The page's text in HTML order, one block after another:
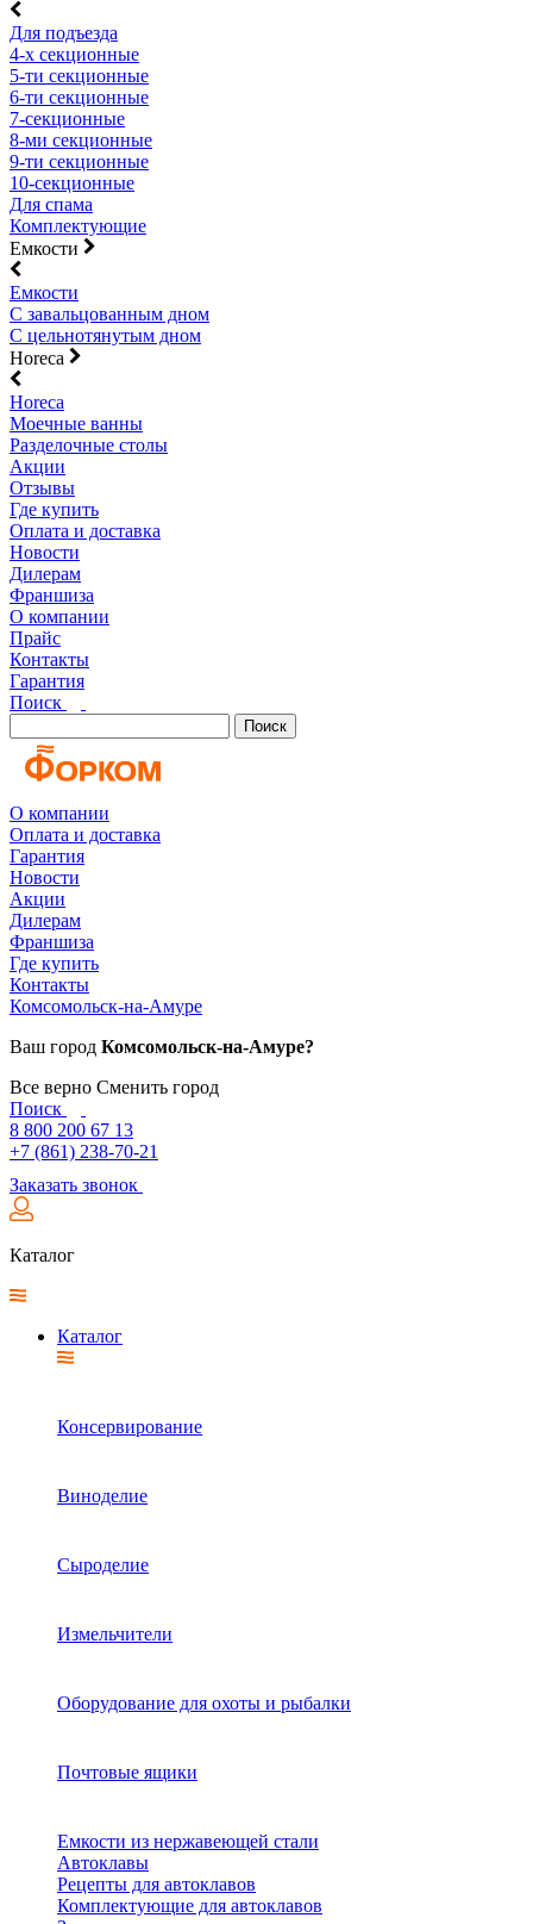
Для подъезда
4-х секционные
5-ти секционные
6-ти секционные
7-секционные
8-ми секционные
9-ти секционные
10-секционные
Для спама
Комплектующие
Емкости
Емкости
С завальцованным дном
С цельнотянутым дном
Horeca
Horeca
Моечные ванны
Разделочные столы
Акции
Отзывы
Где купить
Оплата и доставка
Новости
Дилерам
Франшиза
О компании
Прайс
Контакты
Гарантия
Поиск
Поиск
О компании
Оплата и доставка
Гарантия
Новости
Акции
Дилерам
Франшиза
Где купить
Контакты
Комсомольск-на-Амуре
Ваш город Комсомольск-на-Амуре?
Все верно Сменить город
Поиск
8 800 200 67 13
+7 (861) 238-70-21
Заказать звонок
Каталог
Каталог
Консервирование
Виноделие
Сыроделие
Измельчители
Оборудование для охоты и рыбалки
Почтовые ящики
Емкости из нержавеющей стали
Автоклавы
Рецепты для автоклавов
Комплектующие для автоклавов